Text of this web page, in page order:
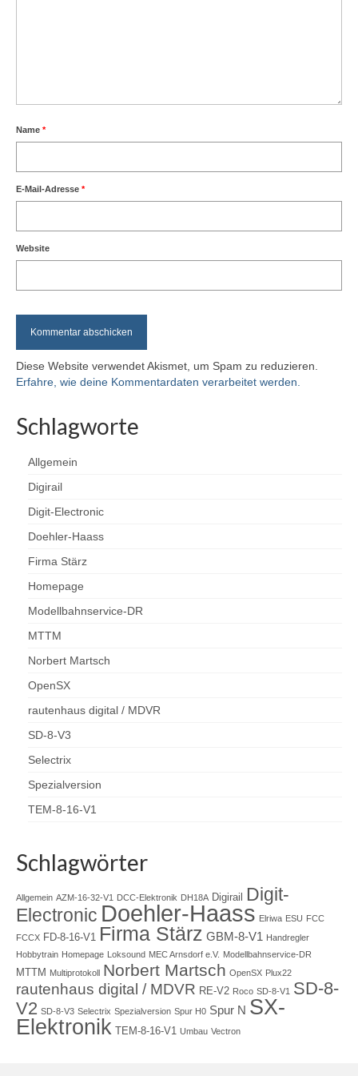
Gästebuch
Name *
E-Mail-Adresse *
Website
Diese Website verwendet Akismet, um Spam zu reduzieren.
Erfahre, wie deine Kommentardaten verarbeitet werden.
Schlagworte
Allgemein
Digirail
Digit-Electronic
Doehler-Haass
Firma Stärz
Homepage
Modellbahnservice-DR
MTTM
Norbert Martsch
OpenSX
rautenhaus digital / MDVR
SD-8-V3
Selectrix
Spezialversion
TEM-8-16-V1
Schlagwörter
Allgemein AZM-16-32-V1 DCC-Elektronik DH18A Digirail
Digit-
Electronic Doehler-Haass Elriwa ESU FCC
FCCX FD-8-16-V1 Firma Stärz GBM-8-V1
Handregler
Hobbytrain Homepage Loksound MEC Arnsdorf e.V. Modellbahnservice-DR
MTTM Multiprotokoll Norbert Martsch OpenSX Plux22
rautenhaus digital / MDVR RE-V2 Roco SD-8-V1 SD-8-
V2 SD-8-V3 Selectrix Spezialversion Spur H0 Spur N SX-
Elektronik TEM-8-16-V1 Umbau Vectron